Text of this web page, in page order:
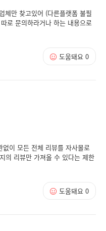
체만 찾고있어 (다른플랫폼 불필
로 문의하라거나 하는 내용으로
도움돼요 0
이 모든 전체 리뷰를 자사몰로
의 리뷰만 가져올 수 있다는 제한
도움돼요 0